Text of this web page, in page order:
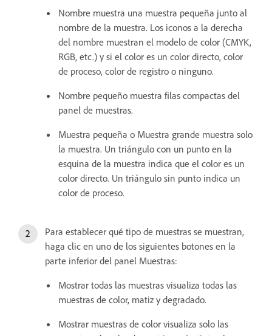
Nombre muestra una muestra pequeña junto al
nombre de la muestra. Los iconos a la derecha
del nombre muestran el modelo de color (CMYK,
RGB, etc.) y si el color es un color directo, color
de proceso, color de registro o ninguno.
Nombre pequeño muestra filas compactas del
panel de muestras.
Muestra pequeña o Muestra grande muestra solo
la muestra. Un triángulo con un punto en la
esquina de la muestra indica que el color es un
color directo. Un triángulo sin punto indica un
color de proceso.
Para establecer qué tipo de muestras se muestran,
haga clic en uno de los siguientes botones en la
parte inferior del panel Muestras:
Mostrar todas las muestras visualiza todas las
muestras de color, matiz y degradado.
Mostrar muestras de color visualiza solo las